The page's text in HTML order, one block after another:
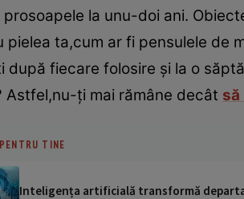
la unu-doi ani.
pielea ta,cum ar fi pensulele de
după fiecare folosire şi la o
Astfel,nu-ţi mai rămâne decât să
TINE
Inteligența artificială transformă